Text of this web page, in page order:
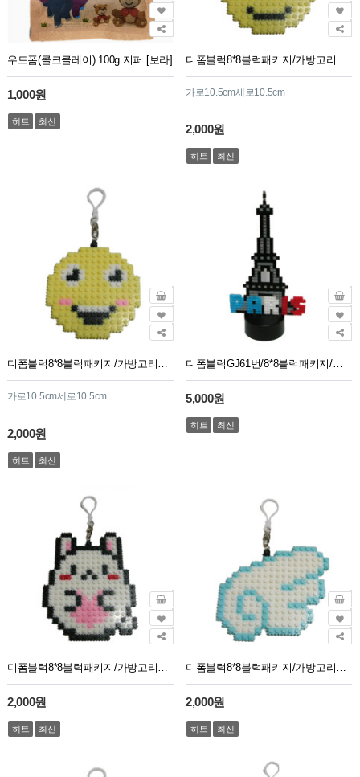
우드폼(콜크클레이) 100g 지퍼 [보라]
1,000원
히트 최신
가로10.5cm세로10.5cm
2,000원
히트 최신
디폼블럭8*8블럭패키지/가방고리용/GJ47번/스마일
가로10.5cm세로10.5cm
2,000원
히트 최신
디폼블럭GJ61번/8*8블럭패키지/파리스/10구led/받침대만들기/건전지2개포함
5,000원
히트 최신
디폼블럭8*8블럭패키지/가방고리용/GJ48번/토끼
2,000원
히트 최신
디폼블럭8*8블럭패키지/가방고리용/GJ49번/하늘색날개
2,000원
히트 최신